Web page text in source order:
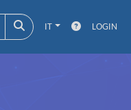
IT LOGIN